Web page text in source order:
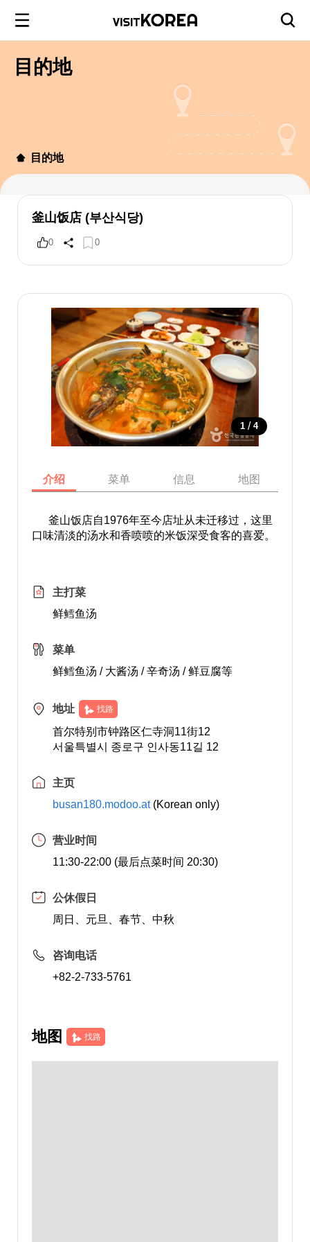
目的地
目的地
釜山饭店 (부산식당)
0 0
1 / 4
介绍 菜单 信息 地图
釜山饭店自1976年至今店址从未迁移过，这里
口味清淡的汤水和香喷喷的米饭深受食客的喜爱。
主打菜
鲜鳕鱼汤
菜单
鲜鳕鱼汤 / 大酱汤 / 辛奇汤 / 鲜豆腐等
地址 找路
首尔特别市钟路区仁寺洞11街12
서울특별시 종로구 인사동11길 12
主页
busan180.modoo.at(Korean only)
营业时间
11:30-22:00 (最后点菜时间 20:30)
公休假日
周日、元旦、春节、中秋
咨询电话
+82-2-733-5761
地图 找路